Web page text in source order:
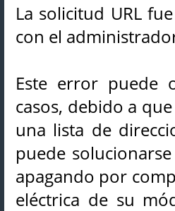
La solicitud URL
con el
Este error puede
casos, debido a
una lista de
puede
apagando por
eléctrica de su